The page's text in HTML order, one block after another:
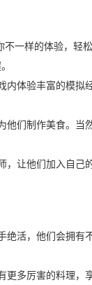
不一样的体验，轻
内体验丰富的模拟
他们制作美食。当
，让他们加入自己
绝活，他们会拥有
更多厉害的料理，